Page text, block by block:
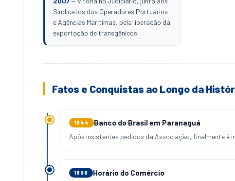
Sindicatos dos Operadores Portuários
e Agências Marítimas, pela liberação da
exportação de transgênicos.
Fatos e Conquistas ao Longo da
1944 Banco do Brasil em Paranaguá
Após insistentes pedidos da Associação, finalmente é
1950 Horário do Comércio